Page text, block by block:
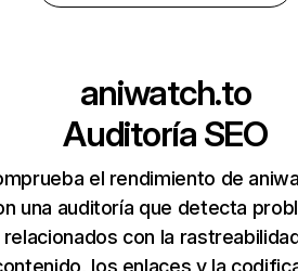
aniwatch.to
Auditoría SEO
el rendimiento de
una auditoría que detecta
relacionados con la
los enlaces y la